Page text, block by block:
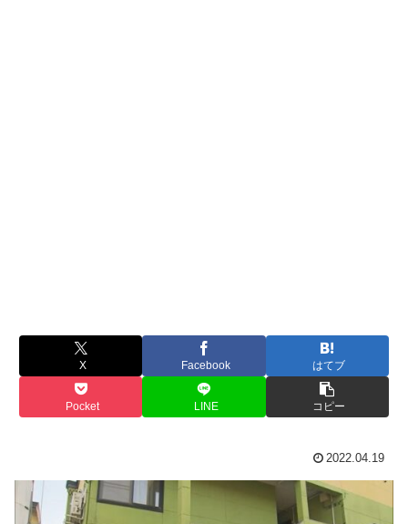
X Facebook はてブ
Pocket LINE コピー
2022.04.19